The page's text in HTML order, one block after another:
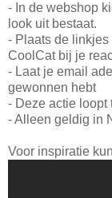
- In de webshop
look uit bestaat.
- Plaats de
CoolCat bij je
- Laat je email
gewonnen hebt
- Deze actie loopt
- Alleen geldig in
Voor inspiratie